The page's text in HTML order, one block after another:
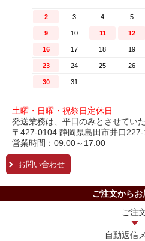
土曜・日曜・祝祭日定休日
発送業務は、平日のみとさせてい
〒427-0104 静岡県島田市井口227-
営業時間：09:00～17:00
お問い合わせ
ご注文からお
ご注
自動返信